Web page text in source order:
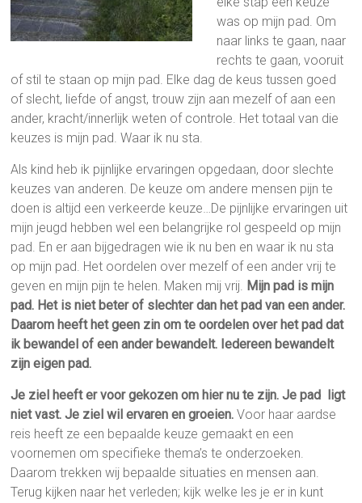
was op mijn pad. Om
naar links te gaan, naar
rechts te gaan, vooruit
of stil te staan op mijn pad. Elke dag de keus tussen goed
of slecht, liefde of angst, trouw zijn aan mezelf of aan een
ander, kracht/innerlijk weten of controle. Het totaal van die
keuzes is mijn pad. Waar ik nu sta.
Als kind heb ik pijnlijke ervaringen opgedaan, door slechte
keuzes van anderen. De keuze om andere mensen pijn te
doen is altijd een verkeerde keuze…De pijnlijke ervaringen uit
mijn jeugd hebben wel een belangrijke rol gespeeld op mijn
pad. En er aan bijgedragen wie ik nu ben en waar ik nu sta
op mijn pad. Het oordelen over mezelf of een ander vrij te
geven en mijn pijn te helen. Maken mij vrij. Mijn pad is mijn
pad. Het is niet beter of slechter dan het pad van een ander.
Daarom heeft het geen zin om te oordelen over het pad dat
ik bewandel of een ander bewandelt. Iedereen bewandelt
zijn eigen pad.
Je ziel heeft er voor gekozen om hier nu te zijn. Je pad ligt
niet vast. Je ziel wil ervaren en groeien. Voor haar aardse
reis heeft ze een bepaalde keuze gemaakt en een
voornemen om specifieke thema’s te onderzoeken.
Daarom trekken wij bepaalde situaties en mensen aan.
Terug kijken naar het verleden; kijk welke les je er in kunt